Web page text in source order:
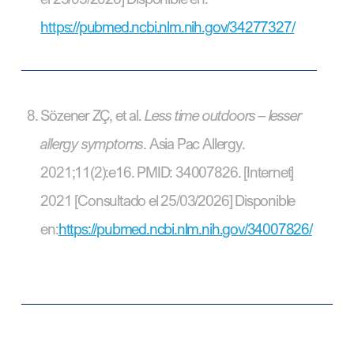
https://pubmed.ncbi.nlm.nih.gov/34277327/
Sözener ZÇ, et al.Less time outdoors – lesser
allergy symptoms. Asia Pac Allergy.
2021;11(2):e16. PMID: 34007826. [Internet]
2021 [Consultado el 25/03/2026] Disponible
en:https://pubmed.ncbi.nlm.nih.gov/34007826/